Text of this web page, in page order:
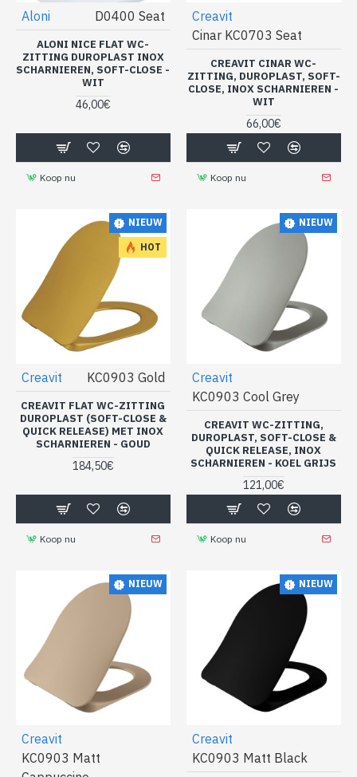
Aloni D0400 Seat
ALONI NICE FLAT WC-
ZITTING DUROPLAST INOX
SCHARNIEREN, SOFT-CLOSE -
WIT
46,00€
Koop nu
Creavit
Cinar KC0703 Seat
CREAVIT CINAR WC-
ZITTING, DUROPLAST, SOFT-
CLOSE, INOX SCHARNIEREN -
WIT
66,00€
Koop nu
NIEUW
HOT
Creavit KC0903 Gold
CREAVIT FLAT WC-ZITTING
DUROPLAST (SOFT-CLOSE &
QUICK RELEASE) MET INOX
SCHARNIEREN - GOUD
184,50€
Koop nu
NIEUW
Creavit
KC0903 Cool Grey
CREAVIT WC-ZITTING,
DUROPLAST, SOFT-CLOSE &
QUICK RELEASE, INOX
SCHARNIEREN - KOEL GRIJS
121,00€
Koop nu
NIEUW
Creavit
KC0903 Matt
NIEUW
Creavit
KC0903 Matt Black